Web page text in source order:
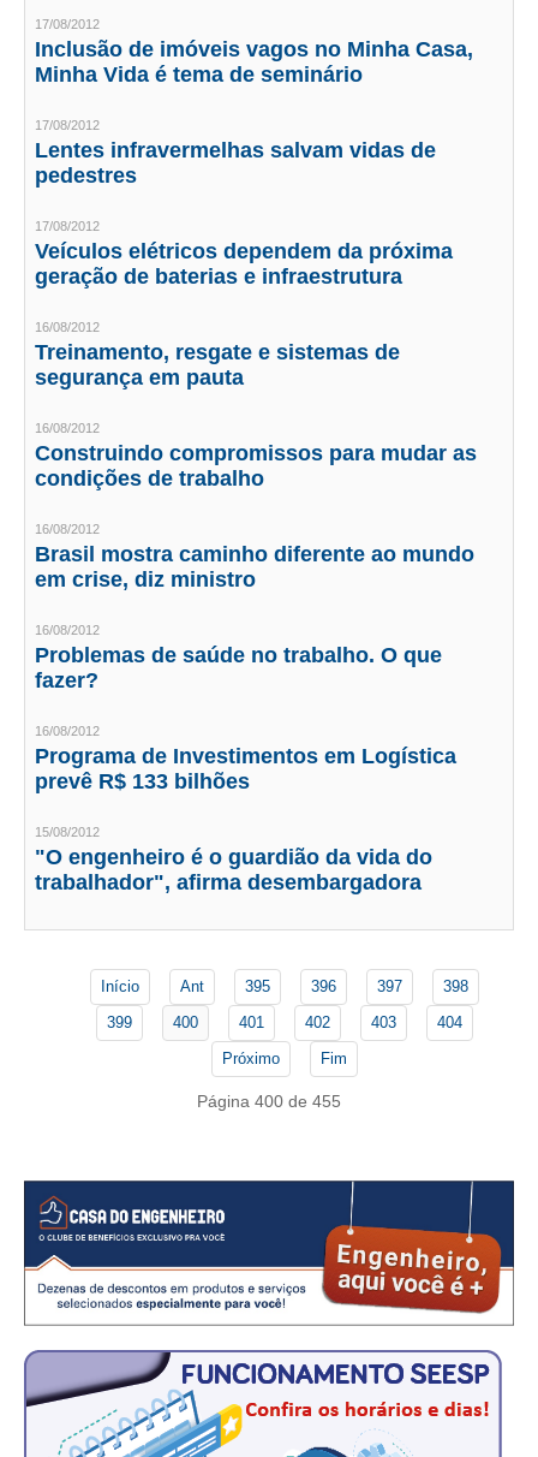
CAMPANHAS SALARIAIS
PALAVRA DO MURILO
CONTEÚDO ESPECIAL
AGENDA
SEESP NOTÍCIAS
NOTÍCIAS NO WHATSAPP
PUBLICIDADE
MANUAL DE REDAÇÃO
RELEASES
CONTATO
CADASTRO
ASSOCIE-SE
ATUALIZAÇÃO CADASTRAL
NÚCLEO JOVEM
17/08/2012
Inclusão de imóveis vagos no Minha Casa,
Minha Vida é tema de seminário
17/08/2012
Lentes infravermelhas salvam vidas de
pedestres
17/08/2012
Veículos elétricos dependem da próxima
geração de baterias e infraestrutura
16/08/2012
Treinamento, resgate e sistemas de
segurança em pauta
16/08/2012
Construindo compromissos para mudar as
condições de trabalho
16/08/2012
Brasil mostra caminho diferente ao mundo
em crise, diz ministro
16/08/2012
Problemas de saúde no trabalho. O que
fazer?
16/08/2012
Programa de Investimentos em Logística
prevê R$ 133 bilhões
15/08/2012
"O engenheiro é o guardião da vida do
trabalhador", afirma desembargadora
Início Ant 395 396 397
398
399
400 401 402 403
404
Próximo
Fim
Página 400 de 455